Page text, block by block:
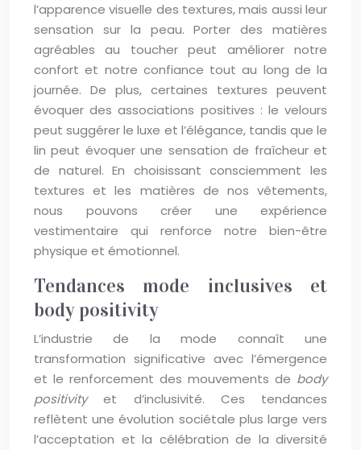
l’apparence visuelle des textures, mais aussi leur
sensation sur la peau. Porter des matières
agréables au toucher peut améliorer notre
confort et notre confiance tout au long de la
journée. De plus, certaines textures peuvent
évoquer des associations positives : le velours
peut suggérer le luxe et l’élégance, tandis que le
lin peut évoquer une sensation de fraîcheur et
de naturel. En choisissant consciemment les
textures et les matières de nos vêtements,
nous pouvons créer une expérience
vestimentaire qui renforce notre bien-être
physique et émotionnel.
Tendances mode inclusives et
body positivity
L’industrie de la mode connaît une
transformation significative avec l’émergence
et le renforcement des mouvements de body
positivityet d’inclusivité. Ces tendances
reflètent une évolution sociétale plus large vers
l’acceptation et la célébration de la diversité